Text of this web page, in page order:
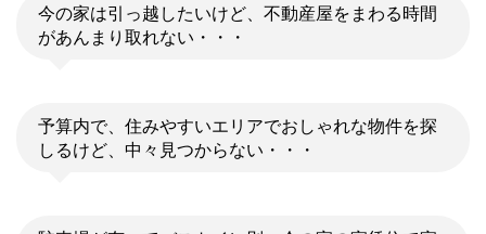
今の家は引っ越したいけど、不動産屋をまわる時間
があんまり取れない・・・
予算内で、住みやすいエリアでおしゃれな物件を探
しるけど、中々見つからない・・・